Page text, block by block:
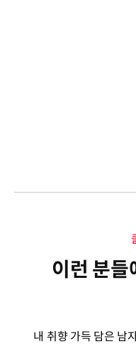
이런 분들
내 취향 가득 담은 남